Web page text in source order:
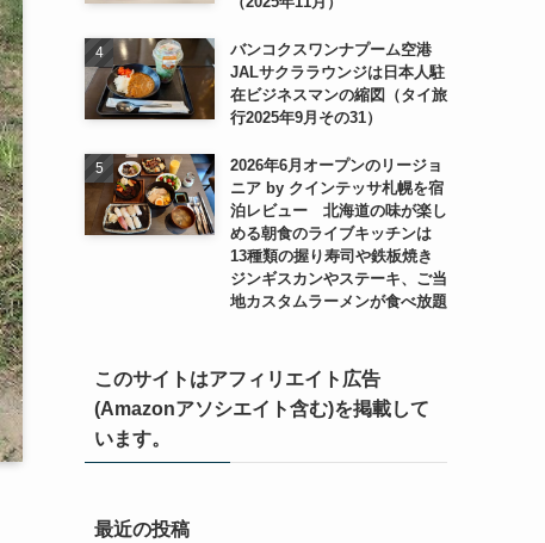
バンコクスワンナプーム空港
JALサクララウンジは日本人駐
在ビジネスマンの縮図（タイ旅
行2025年9月その31）
2026年6月オープンのリージョ
ニア by クインテッサ札幌を宿
泊レビュー 北海道の味が楽し
める朝食のライブキッチンは
13種類の握り寿司や鉄板焼き
ジンギスカンやステーキ、ご当
地カスタムラーメンが食べ放題
このサイトはアフィリエイト広告
(Amazonアソシエイト含む)を掲載して
います。
最近の投稿